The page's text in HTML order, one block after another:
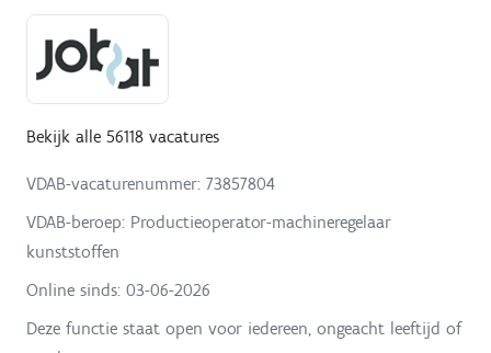
Bekijk alle 56118 vacatures
VDAB-vacaturenummer: 73857804
VDAB-beroep: Productieoperator-machineregelaar
kunststoffen
Online sinds: 03-06-2026
Deze functie staat open voor iedereen, ongeacht leeftijd of